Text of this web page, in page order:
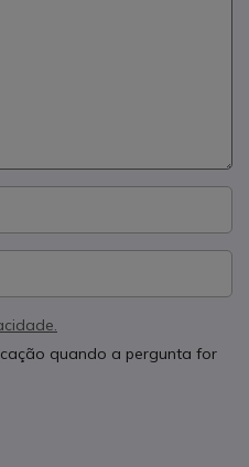
quando a pergunta for